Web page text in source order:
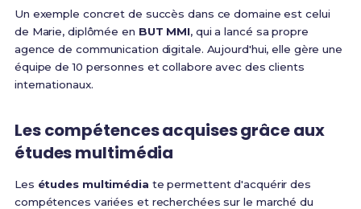
Un exemple concret de succès dans ce domaine est celui
de Marie, diplômée en BUT MMI, qui a lancé sa propre
agence de communication digitale. Aujourd'hui, elle gère une
équipe de 10 personnes et collabore avec des clients
internationaux.
Les compétences acquises grâce aux
études multimédia
Les études multimédia te permettent d'acquérir des
compétences variées et recherchées sur le marché du